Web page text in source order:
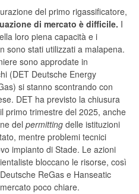
del primo rigassificatore,
di mercato è difficile. I
loro piena capacità e i
sono stati utilizzati a malapena.
sono approdate in
(DET Deutsche Energy
si stanno scontrando con
DET ha previsto la chiusura
primo trimestre del 2025, anche
del permitting delle istituzioni
mentre problemi tecnici
impianto di Stade. Le azioni
bloccano le risorse, così
ReGas e Hanseatic
poco chiare.